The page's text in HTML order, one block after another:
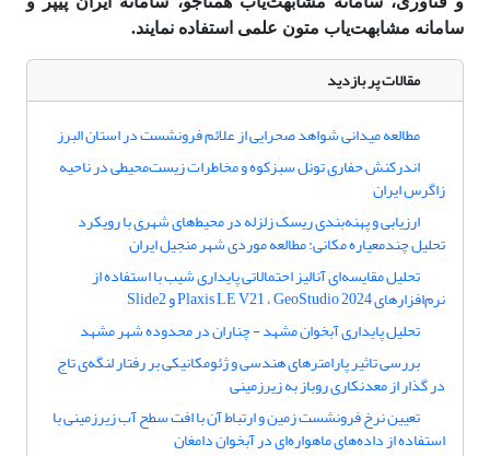
سامانه مشابهت‌یاب متون علمی استفاده نمایند.
مقالات پر بازدید
مطالعه میدانی شواهد صحرایی از علائم فرونشست در استان البرز
اندرکنش حفاری تونل سبزکوه و مخاطرات زیست‌محیطی در ناحیه
زاگرس ایران
ارزیابی و پهنه‌بندی ریسک زلزله در محیط‌های شهری با رویکرد
تحلیل چندمعیاره مکانی: مطالعه موردی شهر منجیل ایران
تحلیل مقایسه‌ای آنالیز احتمالاتی پایداری شیب با استفاده از
نرم‌افزارهای Plaxis LE V21 ، GeoStudio 2024 و Slide2
تحلیل پایداری آبخوان مشهد - چناران در محدوده شهر مشهد
بررسی تاثیر پارامترهای هندسی و ژئومکانیکی بر رفتار لنگه‌ی تاج
در گذار از معدنکاری روباز به زیرزمینی
تعیین نرخ فرونشست زمین و ارتباط آن با افت سطح آب زیرزمینی با
استفاده از داده‌های ماهواره‌ای در آبخوان دامغان